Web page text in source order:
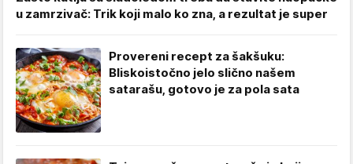
u zamrzivač: Trik koji malo ko zna, a rezultat je super
Provereni recept za šakšuku:
Bliskoistočno jelo slično našem
satarašu, gotovo je za pola sata